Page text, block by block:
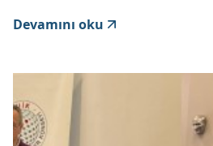
Devamını oku